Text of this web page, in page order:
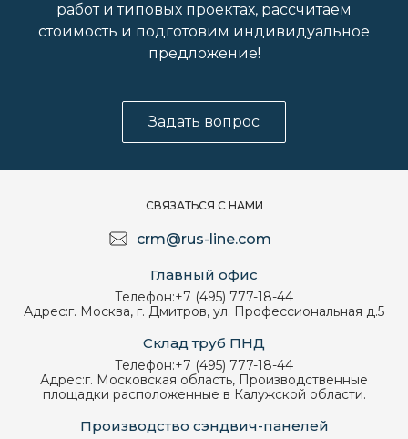
работ и типовых проектах, рассчитаем
стоимость и подготовим индивидуальное
предложение!
Задать вопрос
СВЯЗАТЬСЯ С НАМИ
crm@rus-line.com
Главный офис
Телефон:+7 (495) 777-18-44
Адрес:г. Москва, г. Дмитров, ул. Профессиональная д.5
Склад труб ПНД
Телефон:+7 (495) 777-18-44
Адрес:г. Московская область, Производственные
площадки расположенные в Калужской области.
Производство сэндвич-панелей